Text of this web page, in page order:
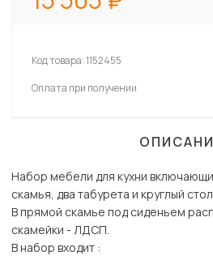
Код товара:1152455
Оплата при получении
Набор мебели для кухни
скамья, два табурета и круглый
В прямой скамье под сиденьем
скамейки - ЛДСП.
В набор входит :